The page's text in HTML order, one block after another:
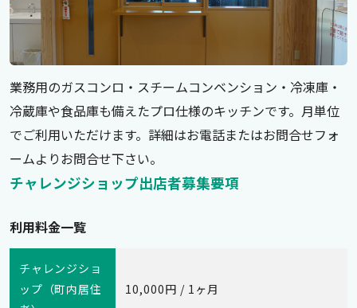
業務用のガスコンロ・スチームコンベンション・冷凍庫・
冷蔵庫や食品庫も備えたプロ仕様のキッチンです。月単位
でご利用いただけます。詳細はお電話またはお問合せフォ
ームよりお問合せ下さい。
チャレンジショップ出店者募集要項
利用料金一覧
チャレンジショ
ップ（町内居住
10,000円 / 1ヶ月